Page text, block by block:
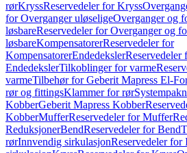
rørKryssReservedeler for Kryss
for Overganger uløseligeOverganger og
løsbareReservedeler for Overganger og
løsbareKompensatorerReservedeler for
KompensatorerEndedekslerReservedeler
EndedekslerTilkoblinger for varme
varmeTilbehør for Geberit Mapress El-
rør og fittingsKlammer for rør
KobberGeberit Mapress Kobber
KobberMufferReservedeler for Muffer
ReduksjonerBendReservedeler for Bend
rørInnvendig sirkulasjonReservedeler for